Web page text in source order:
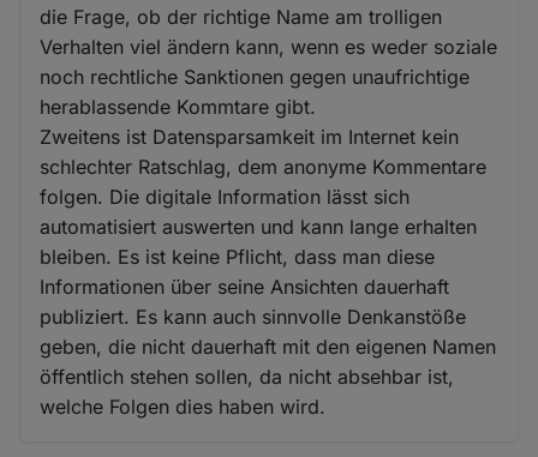
die Frage, ob der richtige Name am trolligen
Verhalten viel ändern kann, wenn es weder soziale
noch rechtliche Sanktionen gegen unaufrichtige
herablassende Kommtare gibt.
Zweitens ist Datensparsamkeit im Internet kein
schlechter Ratschlag, dem anonyme Kommentare
folgen. Die digitale Information lässt sich
automatisiert auswerten und kann lange erhalten
bleiben. Es ist keine Pflicht, dass man diese
Informationen über seine Ansichten dauerhaft
publiziert. Es kann auch sinnvolle Denkanstöße
geben, die nicht dauerhaft mit den eigenen Namen
öffentlich stehen sollen, da nicht absehbar ist,
welche Folgen dies haben wird.